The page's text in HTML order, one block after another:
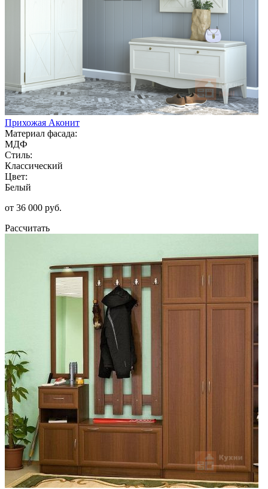
Прихожая Аконит
Материал фасада:
МДФ
Стиль:
Классический
Цвет:
Белый
от 36 000 руб.
Рассчитать